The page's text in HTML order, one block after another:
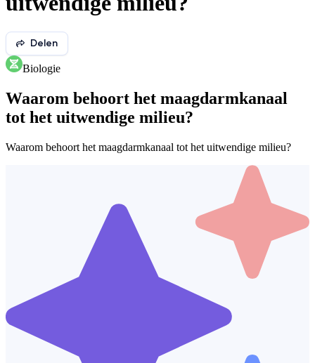
Delen
Biologie
Waarom behoort het maagdarmkanaal
tot het uitwendige milieu?
Waarom behoort het maagdarmkanaal tot het uitwendige milieu?